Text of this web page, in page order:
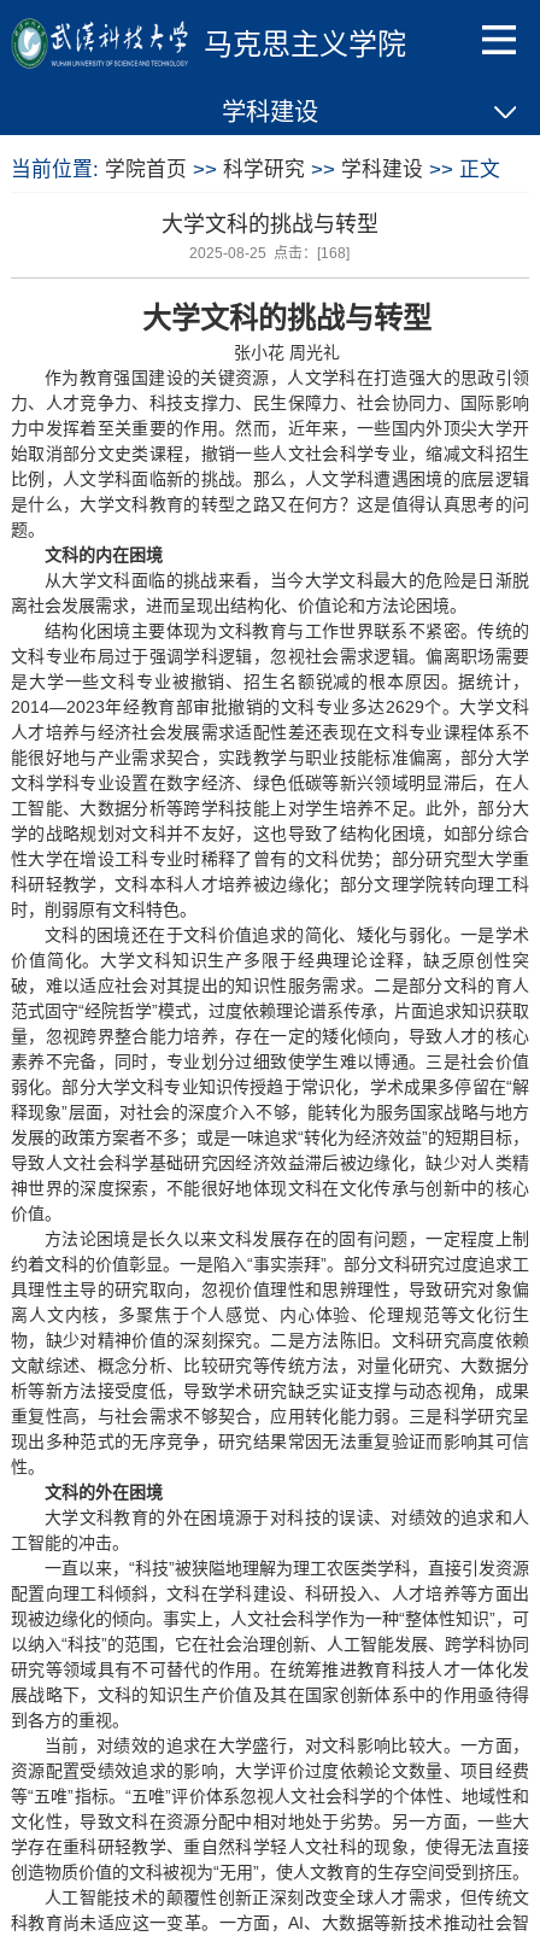
马克思主义学院
学科建设
当前位置: 学院首页 >> 科学研究 >> 学科建设 >> 正文
大学文科的挑战与转型
2025-08-25 点击：[168]
大学文科的挑战与转型
张小花 周光礼
作为教育强国建设的关键资源，人文学科在打造强大的思政引领
力、人才竞争力、科技支撑力、民生保障力、社会协同力、国际影响
力中发挥着至关重要的作用。然而，近年来，一些国内外顶尖大学开
始取消部分文史类课程，撤销一些人文社会科学专业，缩减文科招生
比例，人文学科面临新的挑战。那么，人文学科遭遇困境的底层逻辑
是什么，大学文科教育的转型之路又在何方？这是值得认真思考的问
题。
文科的内在困境
从大学文科面临的挑战来看，当今大学文科最大的危险是日渐脱
离社会发展需求，进而呈现出结构化、价值论和方法论困境。
结构化困境主要体现为文科教育与工作世界联系不紧密。传统的
文科专业布局过于强调学科逻辑，忽视社会需求逻辑。偏离职场需要
是大学一些文科专业被撤销、招生名额锐减的根本原因。据统计，
2014—2023年经教育部审批撤销的文科专业多达2629个。大学文科
人才培养与经济社会发展需求适配性差还表现在文科专业课程体系不
能很好地与产业需求契合，实践教学与职业技能标准偏离，部分大学
文科学科专业设置在数字经济、绿色低碳等新兴领域明显滞后，在人
工智能、大数据分析等跨学科技能上对学生培养不足。此外，部分大
学的战略规划对文科并不友好，这也导致了结构化困境，如部分综合
性大学在增设工科专业时稀释了曾有的文科优势；部分研究型大学重
科研轻教学，文科本科人才培养被边缘化；部分文理学院转向理工科
时，削弱原有文科特色。
文科的困境还在于文科价值追求的简化、矮化与弱化。一是学术
价值简化。大学文科知识生产多限于经典理论诠释，缺乏原创性突
破，难以适应社会对其提出的知识性服务需求。二是部分文科的育人
范式固守“经院哲学”模式，过度依赖理论谱系传承，片面追求知识获取
量，忽视跨界整合能力培养，存在一定的矮化倾向，导致人才的核心
素养不完备，同时，专业划分过细致使学生难以博通。三是社会价值
弱化。部分大学文科专业知识传授趋于常识化，学术成果多停留在“解
释现象”层面，对社会的深度介入不够，能转化为服务国家战略与地方
发展的政策方案者不多；或是一味追求“转化为经济效益”的短期目标，
导致人文社会科学基础研究因经济效益滞后被边缘化，缺少对人类精
神世界的深度探索，不能很好地体现文科在文化传承与创新中的核心
价值。
方法论困境是长久以来文科发展存在的固有问题，一定程度上制
约着文科的价值彰显。一是陷入“事实崇拜”。部分文科研究过度追求工
具理性主导的研究取向，忽视价值理性和思辨理性，导致研究对象偏
离人文内核，多聚焦于个人感觉、内心体验、伦理规范等文化衍生
物，缺少对精神价值的深刻探究。二是方法陈旧。文科研究高度依赖
文献综述、概念分析、比较研究等传统方法，对量化研究、大数据分
析等新方法接受度低，导致学术研究缺乏实证支撑与动态视角，成果
重复性高，与社会需求不够契合，应用转化能力弱。三是科学研究呈
现出多种范式的无序竞争，研究结果常因无法重复验证而影响其可信
性。
文科的外在困境
大学文科教育的外在困境源于对科技的误读、对绩效的追求和人
工智能的冲击。
一直以来，“科技”被狭隘地理解为理工农医类学科，直接引发资源
配置向理工科倾斜，文科在学科建设、科研投入、人才培养等方面出
现被边缘化的倾向。事实上，人文社会科学作为一种“整体性知识”，可
以纳入“科技”的范围，它在社会治理创新、人工智能发展、跨学科协同
研究等领域具有不可替代的作用。在统筹推进教育科技人才一体化发
展战略下，文科的知识生产价值及其在国家创新体系中的作用亟待得
到各方的重视。
当前，对绩效的追求在大学盛行，对文科影响比较大。一方面，
资源配置受绩效追求的影响，大学评价过度依赖论文数量、项目经费
等“五唯”指标。“五唯”评价体系忽视人文社会科学的个体性、地域性和
文化性，导致文科在资源分配中相对地处于劣势。另一方面，一些大
学存在重科研轻教学、重自然科学轻人文社科的现象，使得无法直接
创造物质价值的文科被视为“无用”，使人文教育的生存空间受到挤压。
人工智能技术的颠覆性创新正深刻改变全球人才需求，但传统文
科教育尚未适应这一变革。一方面，AI、大数据等新技术推动社会智